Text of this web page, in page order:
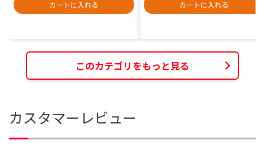
カートに入れる
カートに入れる
このカテゴリをもっと見る
カスタマーレビュー